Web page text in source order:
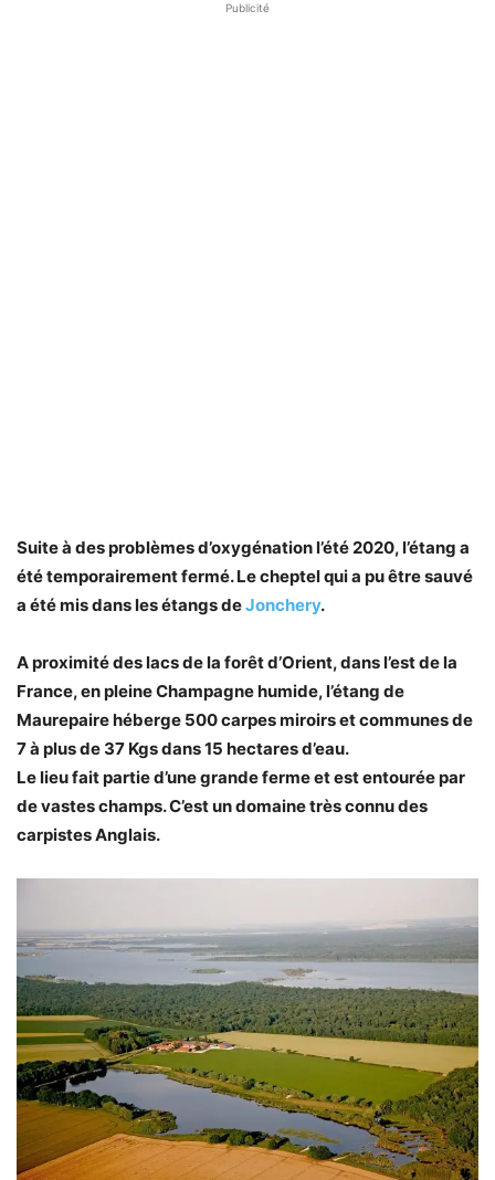
Publicité
Suite à des problèmes d’oxygénation l’été 2020,l’étang a
été temporairement fermé. Le cheptel qui a pu être sauvé
a été mis dans les étangs deJonchery.
A proximité des lacs de la forêt d’Orient, dans l’est de la
France, en pleine Champagne humide, l’étang de
Maurepaire héberge 500 carpes miroirs et communes de
7 à plus de 37 Kgs dans 15 hectares d’eau.
Le lieu fait partie d’une grande ferme et est entourée par
de vastes champs. C’est un domaine très connu des
carpistes Anglais.